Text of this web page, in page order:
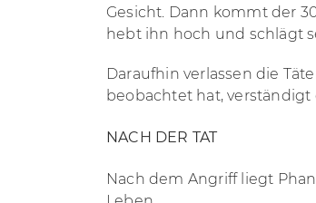
Gesicht. Dann kommt der
hebt ihn hoch und schlägt
Daraufhin verlassen die
beobachtet hat,
NACH DER TAT
Nach dem Angriff liegt